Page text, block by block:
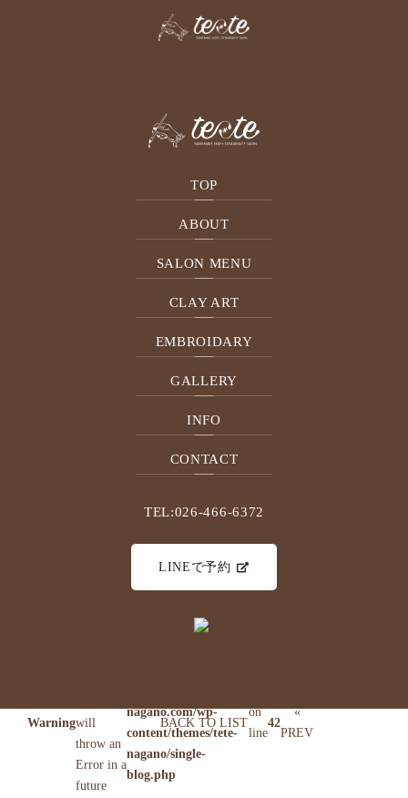
TOP
ABOUT
SALON MENU
CLAY ART
EMBROIDARY
GALLERY
INFO
CONTACT
TEL:026-466-6372
LINEで予約
BLOG
今月のネイル(2月)
フット、ハンド共通デザイン
＊カラー変更も可能です。
Warningwill
throw an
Error in a
future
nagano.com/wp-
content/themes/tete-
nagano/single-
blog.php
on
line
42
«
PREV
BACK TO LIST